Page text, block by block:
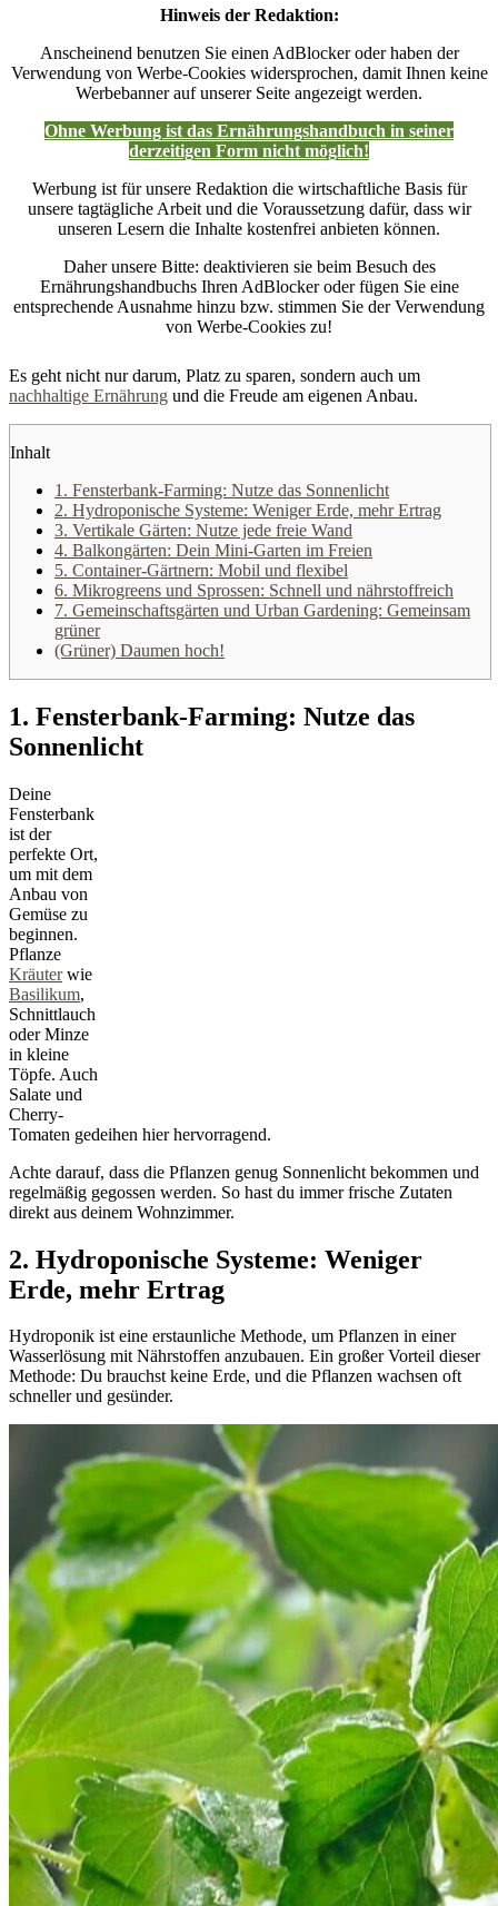
Hinweis der Redaktion:
Anscheinend benutzen Sie einen AdBlocker oder haben der
Verwendung von Werbe-Cookies widersprochen, damit Ihnen keine
Werbebanner auf unserer Seite angezeigt werden.
Ohne Werbung ist das Ernährungshandbuch in seiner
derzeitigen Form nicht möglich!
Werbung ist für unsere Redaktion die wirtschaftliche Basis für
unsere tagtägliche Arbeit und die Voraussetzung dafür, dass wir
unseren Lesern die Inhalte kostenfrei anbieten können.
Daher unsere Bitte: deaktivieren sie beim Besuch des
Ernährungshandbuchs Ihren AdBlocker oder fügen Sie eine
entsprechende Ausnahme hinzu bzw. stimmen Sie der Verwendung
von Werbe-Cookies zu!
Es geht nicht nur darum, Platz zu sparen, sondern auch um
nachhaltige Ernährung und die Freude am eigenen Anbau.
Inhalt
1. Fensterbank-Farming: Nutze das Sonnenlicht
2. Hydroponische Systeme: Weniger Erde, mehr Ertrag
3. Vertikale Gärten: Nutze jede freie Wand
4. Balkongärten: Dein Mini-Garten im Freien
5. Container-Gärtnern: Mobil und flexibel
6. Mikrogreens und Sprossen: Schnell und nährstoffreich
7. Gemeinschaftsgärten und Urban Gardening: Gemeinsam
grüner
(Grüner) Daumen hoch!
1. Fensterbank-Farming: Nutze das
Sonnenlicht
Deine
Fensterbank
ist der
perfekte Ort,
um mit dem
Anbau von
Gemüse zu
beginnen.
Pflanze
Kräuterwie
Basilikum,
Schnittlauch
oder Minze
in kleine
Töpfe. Auch
Salate und
Cherry-
Tomaten gedeihen hier hervorragend.
Achte darauf, dass die Pflanzen genug Sonnenlicht bekommen und
regelmäßig gegossen werden. So hast du immer frische Zutaten
direkt aus deinem Wohnzimmer.
2. Hydroponische Systeme: Weniger
Erde, mehr Ertrag
Hydroponik ist eine erstaunliche Methode, um Pflanzen in einer
Wasserlösung mit Nährstoffen anzubauen. Ein großer Vorteil dieser
Methode: Du brauchst keine Erde, und die Pflanzen wachsen oft
schneller und gesünder.